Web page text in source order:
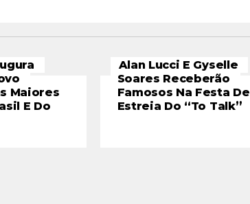
Maiores
E Do
Alan Lucci E Gyselle
Soares Receberão
Famosos Na Festa De
Estreia Do “To Talk”